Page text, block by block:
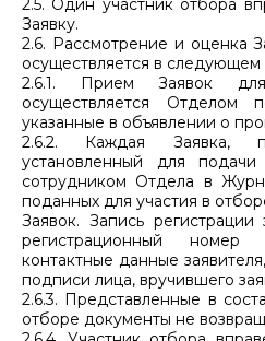
2.5. Один участник отбора
Заявку.
2.6. Рассмотрение и оценка
осуществляется в следующем
2.6.1. Прием Заявок
осуществляется
указанные в объявлении о
2.6.2. Каждая Заявка,
установленный для подачи
сотрудником Отдела в
поданных для участия в
Заявок. Запись
регистрационный
контактные данные
подписи лица, вручившего
2.6.3. Представленные в
отборе документы не